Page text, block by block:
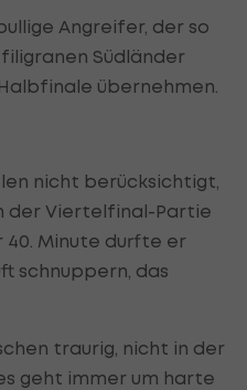
Angreifer, der so
Südländer
übernehmen.
nicht berücksichtigt,
der Viertelfinal-Partie
40. Minute durfte er
schnuppern, das
traurig, nicht in der
geht immer um harte